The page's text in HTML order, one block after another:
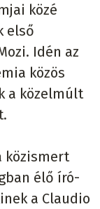
közé
első
Idén az
közös
a közelmúlt
közismert
élő író-
a Claudio